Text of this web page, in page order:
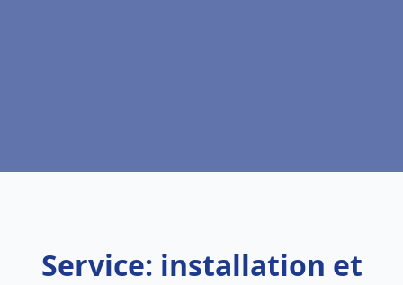
Service: installation et